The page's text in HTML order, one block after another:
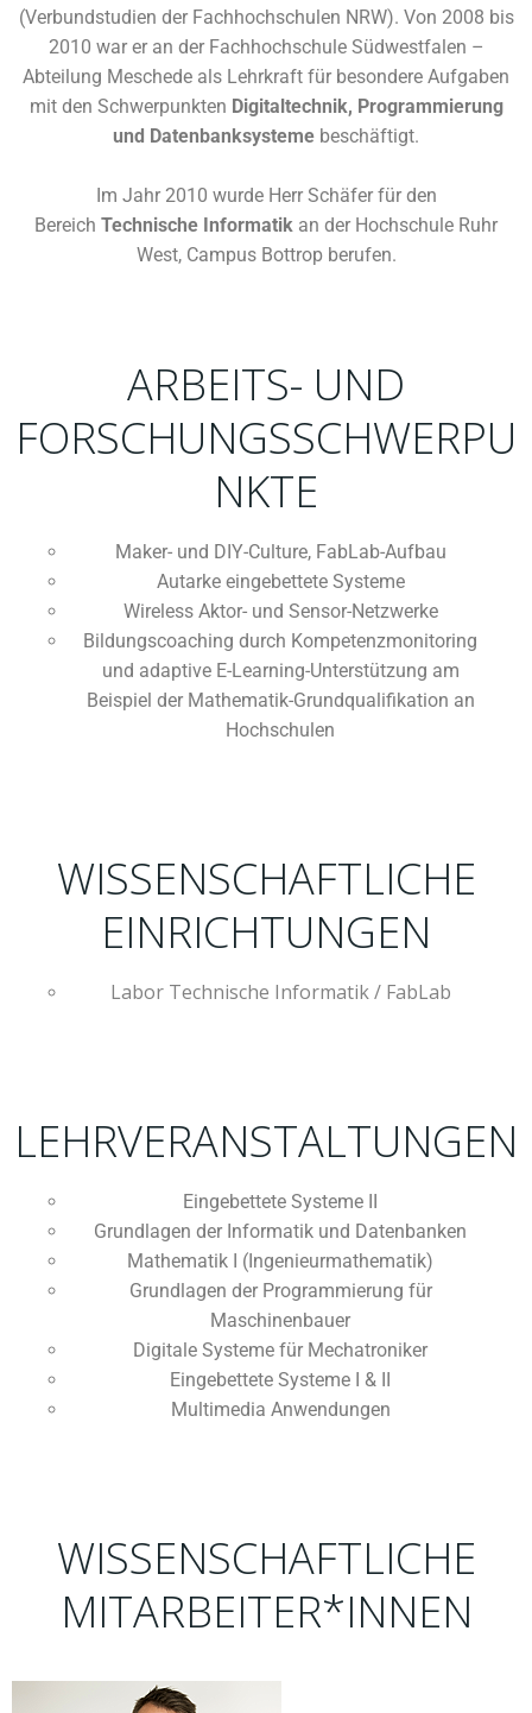
(Verbundstudien der Fachhochschulen NRW). Von 2008 bis
2010 war er an der Fachhochschule Südwestfalen –
Abteilung Meschede als Lehrkraft für besondere Aufgaben
mit den Schwerpunkten Digitaltechnik, Programmierung
und Datenbanksysteme beschäftigt.
Im Jahr 2010 wurde Herr Schäfer für den
Bereich Technische Informatik an der Hochschule Ruhr
West, Campus Bottrop berufen.
ARBEITS- UND
FORSCHUNGSSCHWERPU
NKTE
Maker- und DIY-Culture, FabLab-Aufbau
Autarke eingebettete Systeme
Wireless Aktor- und Sensor-Netzwerke
Bildungscoaching durch Kompetenzmonitoring
und adaptive E-Learning-Unterstützung am
Beispiel der Mathematik-Grundqualifikation an
Hochschulen
WISSENSCHAFTLICHE
EINRICHTUNGEN
Labor Technische Informatik / FabLab
LEHRVERANSTALTUNGEN
Eingebettete Systeme II
Grundlagen der Informatik und Datenbanken
Mathematik I (Ingenieurmathematik)
Grundlagen der Programmierung für
Maschinenbauer
Digitale Systeme für Mechatroniker
Eingebettete Systeme I & II
Multimedia Anwendungen
WISSENSCHAFTLICHE
MITARBEITER*INNEN